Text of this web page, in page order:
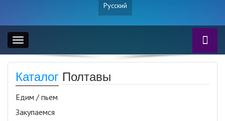
Русский
Toggle
navigation
Каталог Полтавы
Едим / пьем
Закупаемся